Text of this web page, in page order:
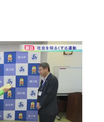
を含むCCNetの
ためのIDです。
リーメールアドレ
・MyIDの新規登
の方は引き続き